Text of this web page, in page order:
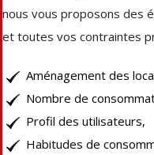
nous vous proposons des
et toutes vos contraintes
Aménagement des
Nombre de
Profil des utilisateurs,
Habitudes de